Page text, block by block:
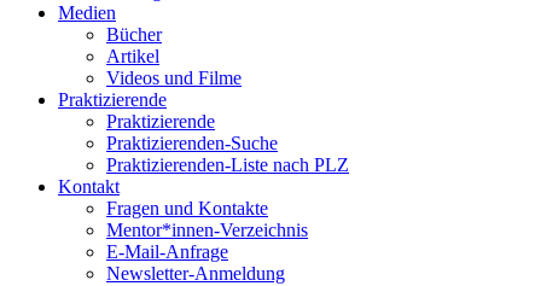
Medien
Bücher
Artikel
Videos und Filme
Praktizierende
Praktizierende
Praktizierenden-Suche
Praktizierenden-Liste nach PLZ
Kontakt
Fragen und Kontakte
Mentor*innen-Verzeichnis
E-Mail-Anfrage
Newsletter-Anmeldung